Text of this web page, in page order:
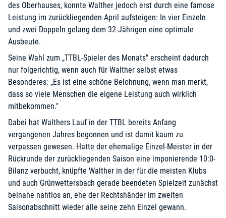
des Oberhauses, konnte Walther jedoch erst durch eine famose
Leistung im zurückliegenden April aufsteigen: In vier Einzeln
und zwei Doppeln gelang dem 32-Jährigen eine optimale
Ausbeute.
Seine Wahl zum „TTBL-Spieler des Monats" erscheint dadurch
nur folgerichtig, wenn auch für Walther selbst etwas
Besonderes: „Es ist eine schöne Belohnung, wenn man merkt,
dass so viele Menschen die eigene Leistung auch wirklich
mitbekommen."
Dabei hat Walthers Lauf in der TTBL bereits Anfang
vergangenen Jahres begonnen und ist damit kaum zu
verpassen gewesen. Hatte der ehemalige Einzel-Meister in der
Rückrunde der zurückliegenden Saison eine imponierende 10:0-
Bilanz verbucht, knüpfte Walther in der für die meisten Klubs
und auch Grünwettersbach gerade beendeten Spielzeit zunächst
beinahe nahtlos an, ehe der Rechtshänder im zweiten
Saisonabschnitt wieder alle seine zehn Einzel gewann.